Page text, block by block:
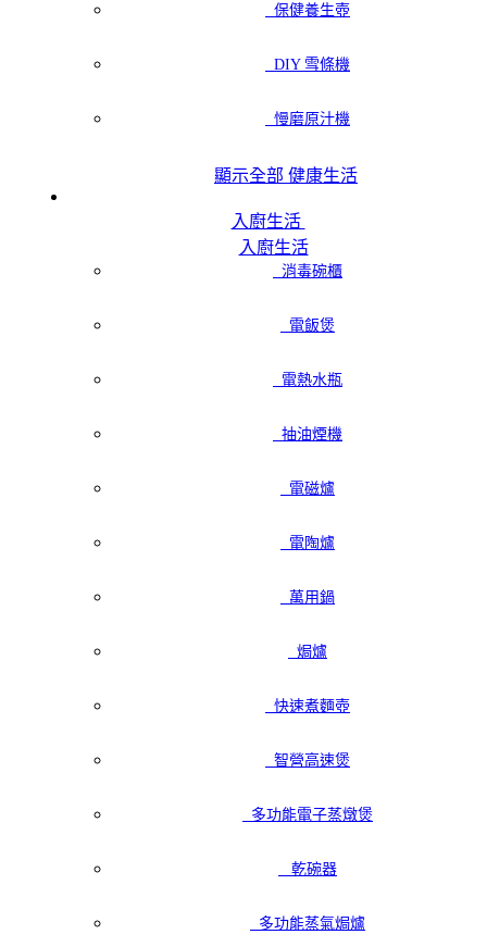
保健養生壺
DIY 雪條機
慢磨原汁機
顯示全部 健康生活
入廚生活
入廚生活
消毒碗櫃
電飯煲
電熱水瓶
抽油煙機
電磁爐
電陶爐
萬用鍋
焗爐
快速煮麵壺
智營高速煲
多功能電子蒸燉煲
乾碗器
多功能蒸氣焗爐